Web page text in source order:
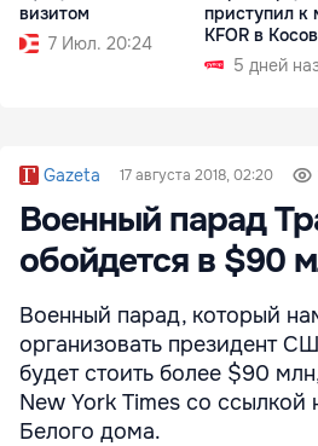
визитом
7 Июл. 20:24
приступил к
KFOR в
5 дней
Gazeta 17 августа 2018, 02:20
Военный парад
обойдется в $90
Военный парад, который
организовать президент
будет стоить более $90
New York Times со ссылкой
Белого дома.